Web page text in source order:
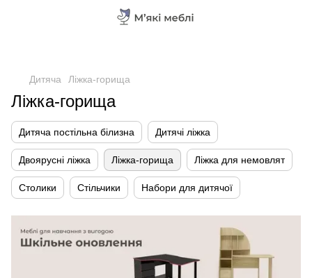
Дитяча Ліжка-горища
Ліжка-горища
Дитяча постільна білизна Дитячі ліжка
Двоярусні ліжка Ліжка-горища Ліжка для немовлят
Столики Стільчики Набори для дитячої